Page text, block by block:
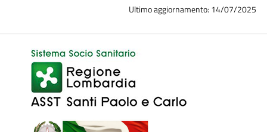
Ultimo aggiornamento: 14/07/2025